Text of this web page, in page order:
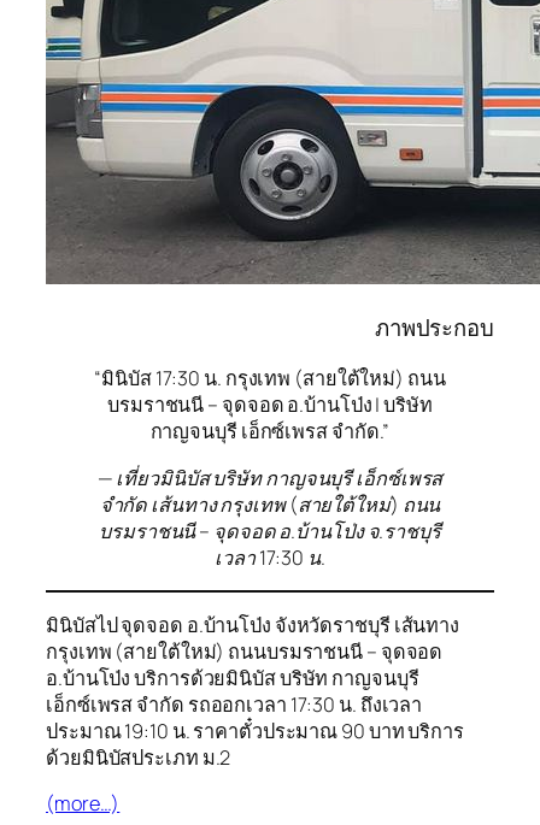
ภาพประกอบ
“มินิบัส 17:30 น. กรุงเทพ (สายใต้ใหม่) ถนน
บรมราชนนี – จุดจอด อ.บ้านโป่ง | บริษัท
กาญจนบุรี เอ็กซ์เพรส จำกัด.”
— เที่ยวมินิบัส บริษัท กาญจนบุรี เอ็กซ์เพรส
จำกัด เส้นทาง กรุงเทพ (สายใต้ใหม่) ถนน
บรมราชนนี – จุดจอด อ.บ้านโป่ง จ.ราชบุรี
เวลา 17:30 น.
มินิบัสไป จุดจอด อ.บ้านโป่ง จังหวัดราชบุรี เส้นทาง
กรุงเทพ (สายใต้ใหม่) ถนนบรมราชนนี – จุดจอด
อ.บ้านโป่ง บริการด้วยมินิบัส บริษัท กาญจนบุรี
เอ็กซ์เพรส จำกัด รถออกเวลา 17:30 น. ถึงเวลา
ประมาณ 19:10 น. ราคาตั๋วประมาณ 90 บาท บริการ
ด้วยมินิบัสประเภท ม.2
(more…)